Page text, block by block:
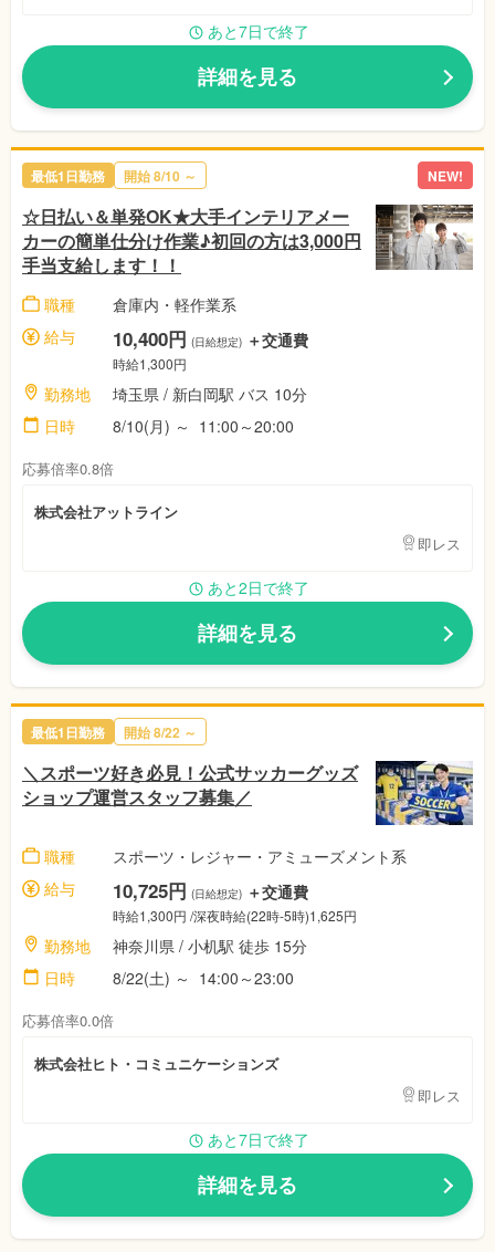
あと7日で終了
詳細を見る
最低1日勤務 開始 8/10 ～ NEW!
☆日払い＆単発OK★大手インテリアメー
カーの簡単仕分け作業♪初回の方は3,000円
手当支給します！！
職種
倉庫内・軽作業系
給与
10,400円 (日給想定) ＋交通費
時給1,300円
勤務地
埼玉県 / 新白岡駅 バス 10分
日時
8/10(月) ～ 11:00～20:00
応募倍率0.8倍
株式会社アットライン
即レス
あと2日で終了
詳細を見る
最低1日勤務 開始 8/22 ～
＼スポーツ好き必見！公式サッカーグッズ
ショップ運営スタッフ募集／
職種
スポーツ・レジャー・アミューズメント系
給与
10,725円 (日給想定) ＋交通費
時給1,300円 /深夜時給(22時-5時)1,625円
勤務地
神奈川県 / 小机駅 徒歩 15分
日時
8/22(土) ～ 14:00～23:00
応募倍率0.0倍
株式会社ヒト・コミュニケーションズ
即レス
あと7日で終了
詳細を見る